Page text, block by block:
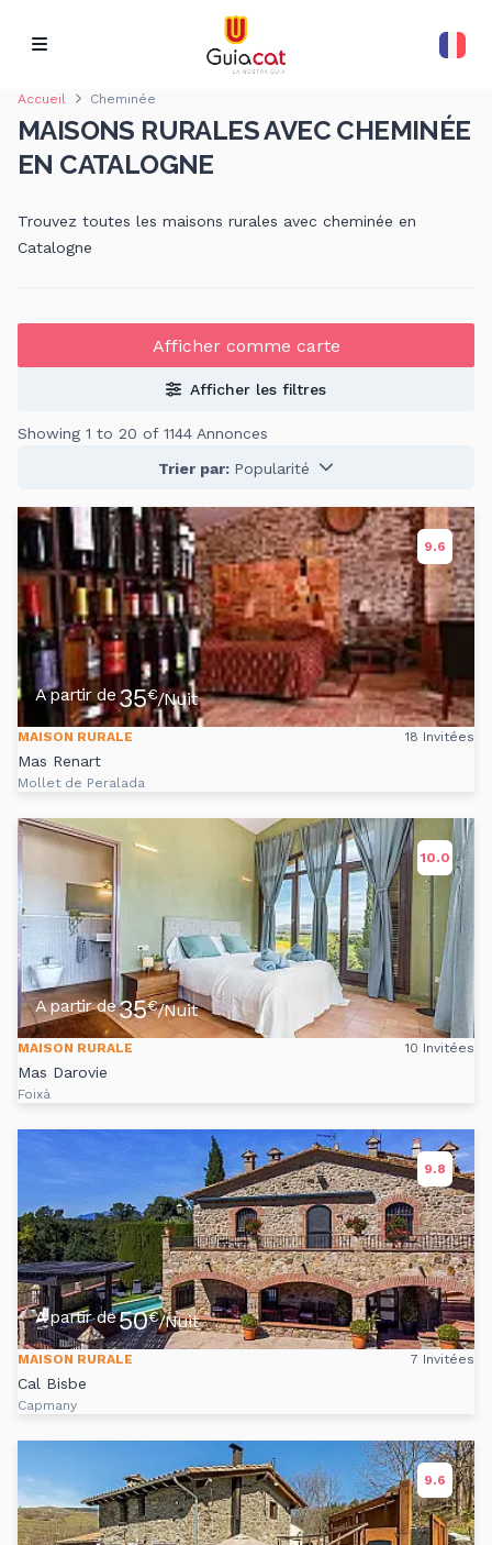
Accueil Cheminée
MAISONS RURALES AVEC CHEMINÉE
EN CATALOGNE
Trouvez toutes les maisons rurales avec cheminée en
Catalogne
Afficher comme carte
Afficher les filtres
Showing 1 to 20 of 1144 Annonces
Trier par: Popularité
9.6
A partir de 35€/Nuit
MAISON RURALE 18 Invitées
Mas Renart
Mollet de Peralada
10.0
A partir de35€/Nuit
MAISON RURALE 10 Invitées
Mas Darovie
Foixà
9.8
A partir de50€/Nuit
MAISON RURALE 7 Invitées
Cal Bisbe
Capmany
9.6